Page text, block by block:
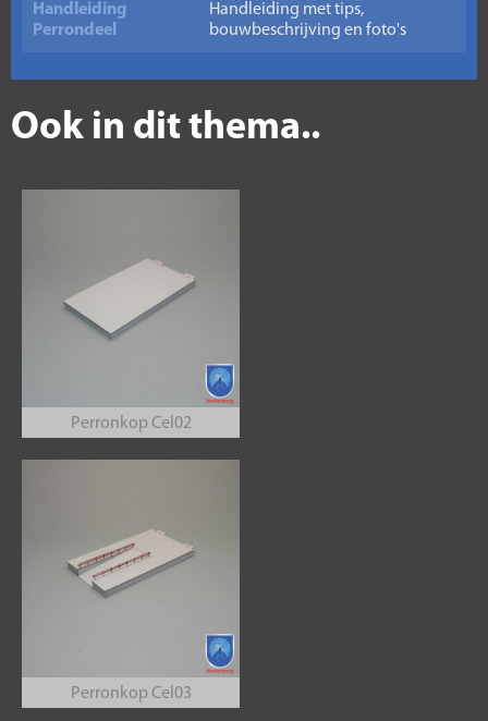
Handleiding
Perrondeel
Handleiding met tips,
bouwbeschrijving en foto's
Ook in dit thema..
Perronkop Cel02
Perronkop Cel03